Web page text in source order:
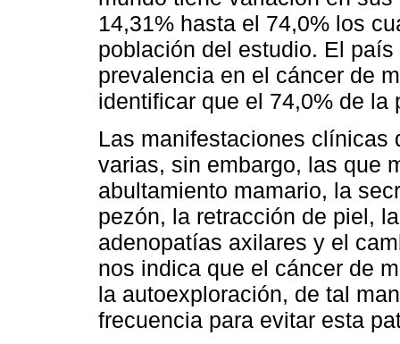
14,31% hasta el 74,0% los
población del estudio. El
prevalencia en el cáncer de
identificar que el 74,0% de
Las manifestaciones clínicas
varias, sin embargo, las que
abultamiento mamario, la
pezón, la retracción de piel,
adenopatías axilares y el
nos indica que el cáncer de
la autoexploración, de tal
frecuencia para evitar esta